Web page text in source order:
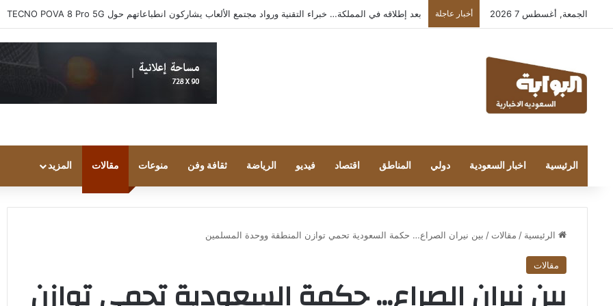
الجمعة, أغسطس 7 2026 أخبار عاجلة بعد إطلاقه في المملكة… خبراء التقنية ورواد مجتمع الألعاب يشاركون انطباعاتهم حول TECNO POVA 8 Pro 5G
الرئيسية اخبار السعودية دولي المناطق اقتصاد فيديو الرياضة ثقافة وفن منوعات مقالات المزيد
الرئيسية / مقالات / بين نيران الصراع… حكمة السعودية تحمي توازن المنطقة ووحدة المسلمين
مقالات